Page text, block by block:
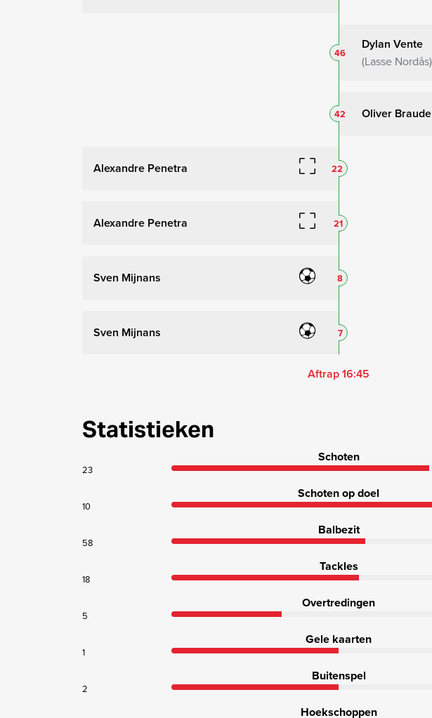
Dylan Vente
Lasse Nordås
46
Oliver Braude
42
Alexandre Penetra 22
Alexandre Penetra 21
Sven Mijnans 8
Sven Mijnans 7
Aftrap 16:45
Statistieken
Schoten
23
Schoten op doel
10
Balbezit
58
Tackles
18
Overtredingen
5
Gele kaarten
1
Buitenspel
2
Hoekschoppen